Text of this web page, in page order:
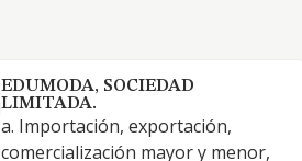
EDUMODA, SOCIEDAD
LIMITADA.
a. Importación, exportación,
comercialización mayor y menor,